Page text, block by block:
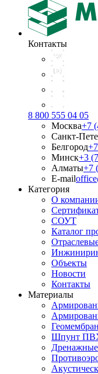
Контакты
8 800 555 04 05
Москва+7
Санкт-
Белгород
Минск+3
Алматы+7
E-mail
Категория
О
СОУТ
Каталог
Объекты
Новости
Контакты
Материалы
Шпунт